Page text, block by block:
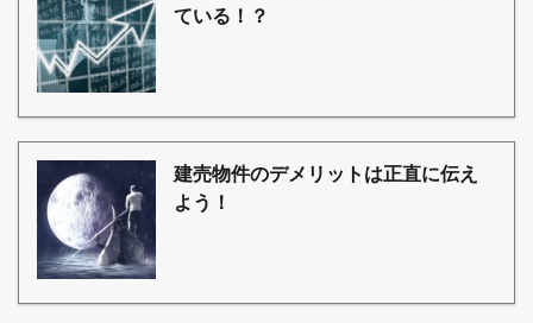
ている！？
建売物件のデメリットは正直に伝え
よう！